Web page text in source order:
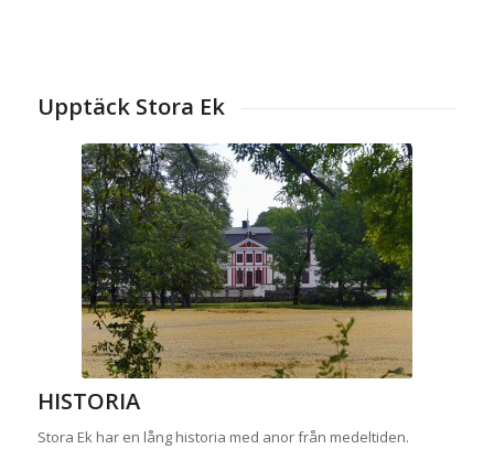
Upptäck Stora Ek
HISTORIA
Stora Ek har en lång historia med anor från medeltiden.